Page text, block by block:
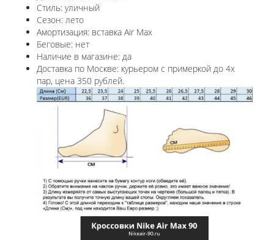
Стиль: уличный
Сезон: лето
Амортизация: вставка Air Max
Беговые: нет
Наличие в магазине: да
Доставка по Москве: курьером с примеркой до 4х
пар, цена 350 рублей.